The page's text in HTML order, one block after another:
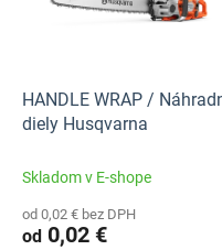
HANDLE WRAP /
diely Husqvarna
Skladom v E-shope
od 0,02 € bez DPH
od 0,02 €